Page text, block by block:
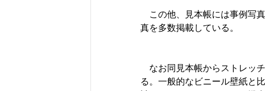
この他、見本帳には事例写
真を多数掲載している。
なお同見本帳からストレッ
る。一般的なビニール壁紙と